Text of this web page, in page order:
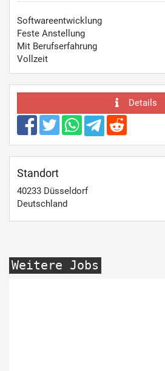
Softwareentwicklung
Feste Anstellung
Mit Berufserfahrung
Vollzeit
Details
Standort
40233 Düsseldorf
Deutschland
Weitere Jobs